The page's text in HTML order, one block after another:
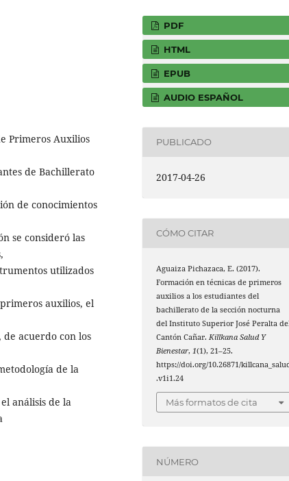
Primeros Auxilios
de Bachillerato
de conocimientos
se consideró las
utilizados
auxilios, el
de acuerdo con los
de la
análisis de la
PDF
HTML
EPUB
AUDIO ESPAÑOL
PUBLICADO
2017-04-26
CÓMO CITAR
Aguaiza Pichazaca, E. (2017).
Formación en técnicas de primeros
auxilios a los estudiantes del
bachillerato de la sección nocturna
del Instituto Superior José Peralta
Cantón Cañar.Killkana Salud Y
Bienestar,1(1), 21–25.
https://doi.org/10.26871/
.v1i1.24
Más formatos de cita
NÚMERO